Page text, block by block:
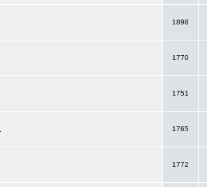
1898
1770
1751
1765
1772